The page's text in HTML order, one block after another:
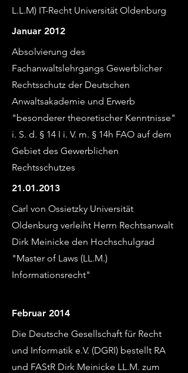
L.L.M) IT-Recht Universität Oldenburg
Januar 2012
Absolvierung des
Fachanwaltslehrgangs Gewerblicher
Rechtsschutz der Deutschen
Anwaltsakademie und Erwerb
"besonderer theoretischer Kenntnisse"
i. S. d. § 14 I i. V. m. § 14h FAO auf dem
Gebiet des Gewerblichen
Rechtsschutzes
21.01.2013
Carl von Ossietzky Universität
Oldenburg verleiht Herrn Rechtsanwalt
Dirk Meinicke den Hochschulgrad
"Master of Laws (LL.M.)
Informationsrecht"
Februar 2014
Die Deutsche Gesellschaft für Recht
und Informatik e.V. (DGRI) bestellt RA
und FAStR Dirk Meinicke LL.M. zum